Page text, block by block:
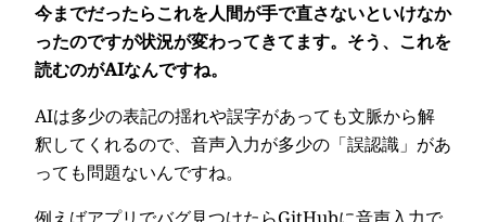
今までだったらこれを人間が手で直さないといけなか
ったのですが状況が変わってきてます。そう、これを
読むのがAIなんですね。
AIは多少の表記の揺れや誤字があっても文脈から解
釈してくれるので、音声入力が多少の「誤認識」があ
っても問題ないんですね。